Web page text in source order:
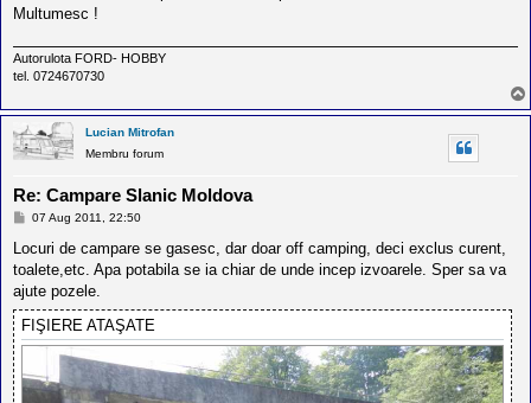
Multumesc !
Autorulota FORD- HOBBY
tel. 0724670730
Lucian Mitrofan
Membru forum
Re: Campare Slanic Moldova
M
s
j
07 Aug 2011, 22:50
Locuri de campare se gasesc, dar doar off camping, deci exclus curent,
toalete,etc. Apa potabila se ia chiar de unde incep izvoarele. Sper sa va
ajute pozele.
FIŞIERE ATAŞATE